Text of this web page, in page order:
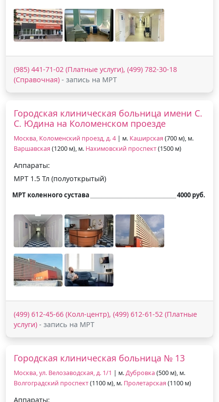
(985) 441-71-02 (Платные услуги), (499) 782-30-18
(Справочная) - запись на МРТ
Городская клиническая больница имени С.
С. Юдина на Коломенском проезде
Москва, Коломенский проезд, д. 4 | м. Каширская (700 м), м.
Варшавская (1200 м), м. Нахимовский проспект(1500 м)
Аппараты:
МРТ 1.5 Тл (полуоткрытый)
МРТ коленного сустава 4000 руб.
(499) 612-45-66 (Колл-центр), (499) 612-61-52 (Платные
услуги) - запись на МРТ
Городская клиническая больница № 13
Москва, ул. Велозаводская, д. 1/1 | м.Дубровка (500 м), м.
Волгоградский проспект(1100 м), м. Пролетарская (1100 м)
Аппараты: